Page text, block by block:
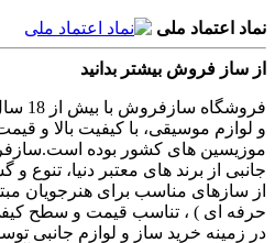
نماد اعتماد ملی
از ساز فروش بیشتر بدانید
و لوازم موسیقی، با کیفیت بالا و
موزیسین های کشور بوده
جانبی از برند های معتبر دنیا،
از سازهای مناسب برای هنرجویان
حرفه ای ) ، تناسب قیمت و سطح
در زمینه خرید ساز و لوازم جانبی